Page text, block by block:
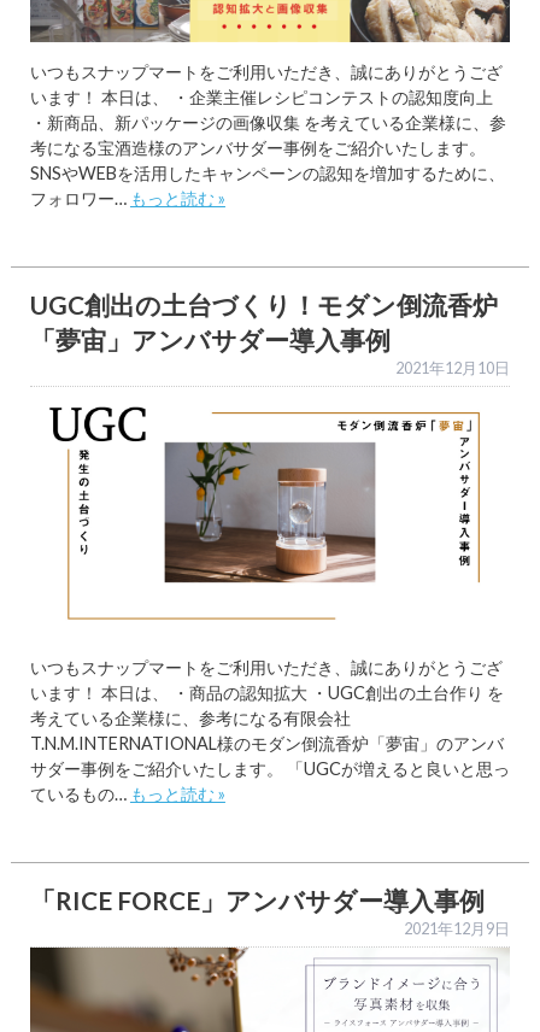
いつもスナップマートをご利用いただき、誠にありがとうござ
います！ 本日は、 ・企業主催レシピコンテストの認知度向上
・新商品、新パッケージの画像収集 を考えている企業様に、参
考になる宝酒造様のアンバサダー事例をご紹介いたします。
SNSやWEBを活用したキャンペーンの認知を増加するために、
フォロワー… もっと読む »
UGC創出の土台づくり！モダン倒流香炉
「夢宙」アンバサダー導入事例
2021年12月10日
いつもスナップマートをご利用いただき、誠にありがとうござ
います！ 本日は、 ・商品の認知拡大 ・UGC創出の土台作り を
考えている企業様に、参考になる有限会社
T.N.M.INTERNATIONAL様のモダン倒流香炉「夢宙」のアンバ
サダー事例をご紹介いたします。 「UGCが増えると良いと思っ
ているもの… もっと読む »
「RICE FORCE」アンバサダー導入事例
2021年12月9日